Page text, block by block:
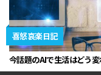
喜怒哀楽日記
今話題のAIで生活はどう